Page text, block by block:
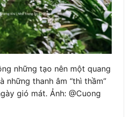
những tạo nên một quang
những thanh âm “thì thầm”
gió mát. Ảnh: @Cuong